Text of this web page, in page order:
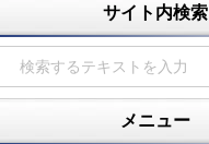
サイト内検索
メニュー